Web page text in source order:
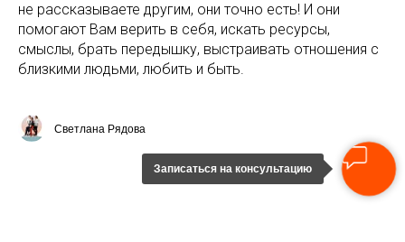
Записаться на консультацию
не рассказываете другим, они точно есть! И они
помогают Вам верить в себя, искать ресурсы,
смыслы, брать передышку, выстраивать отношения с
близкими людьми, любить и быть.
Светлана Рядова